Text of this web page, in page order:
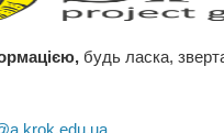
будь ласка,